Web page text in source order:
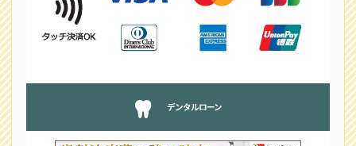
デンタルローン